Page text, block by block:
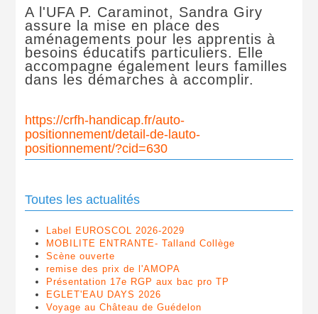
A l'UFA P. Caraminot, Sandra Giry
assure la mise en place des
aménagements pour les apprentis à
besoins éducatifs particuliers. Elle
accompagne également leurs familles
dans les démarches à accomplir.
https://crfh-handicap.fr/auto-
positionnement/detail-de-lauto-
positionnement/?cid=630
Toutes les actualités
Label EUROSCOL 2026-2029
MOBILITE ENTRANTE- Talland Collège
Scène ouverte
remise des prix de l'AMOPA
Présentation 17e RGP aux bac pro TP
EGLET'EAU DAYS 2026
Voyage au Château de Guédelon